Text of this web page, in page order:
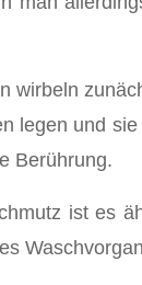
wirbeln
legen und
Berührung.
ist es